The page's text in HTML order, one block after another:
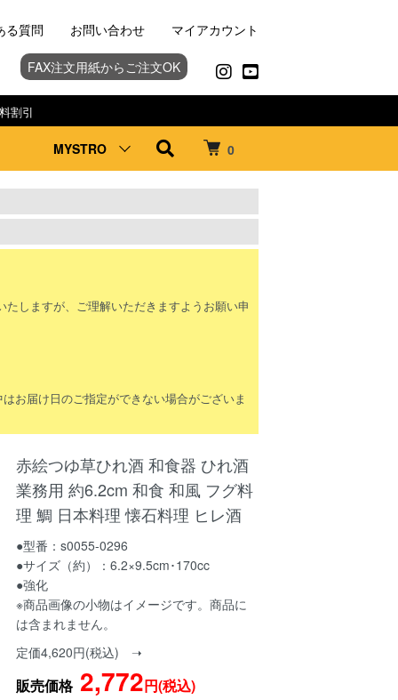
0
割引
MYSTRO
る質問 お問い合わせ マイアカウント
FAX注文用紙からご注文OK
しますが、ご理解いただきますようお願い申
お届け日のご指定ができない場合がございま
赤絵つゆ草ひれ酒 和食器 ひれ酒
業務用 約6.2cm 和食 和風 フグ料
理 鯛 日本料理 懐石料理 ヒレ酒
●型番：s0055-0296
●サイズ（約）：6.2×9.5cm･170cc
●強化
※商品画像の小物はイメージです。商品に
は含まれません。
定価4,620円(税込) ➝
販売価格2,772円(税込)